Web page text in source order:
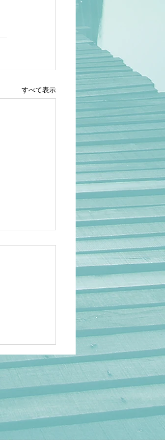
すべて表示
も救え
ーク氏×